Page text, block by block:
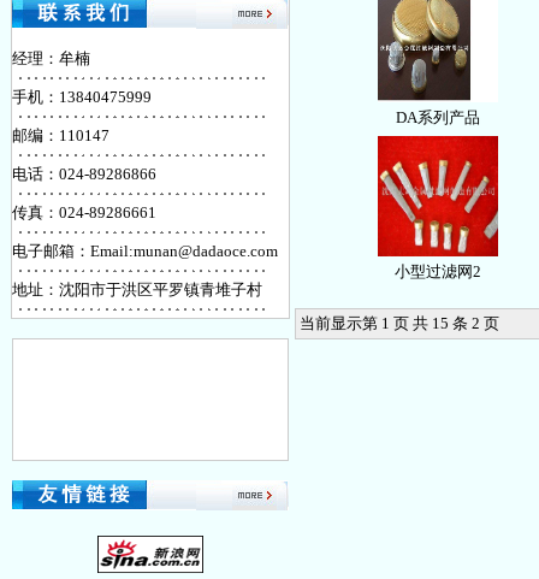
金属网分割机
碳氢清洗干燥机
经理：牟楠
手机：13840475999
邮编：110147
电话：024-89286866
传真：024-89286661
电子邮箱：Email:munan@dadaoce.com
地址：沈阳市于洪区平罗镇青堆子村
DA系列产品
小型过滤网2
当前显示第 1 页 共 15 条 2 页